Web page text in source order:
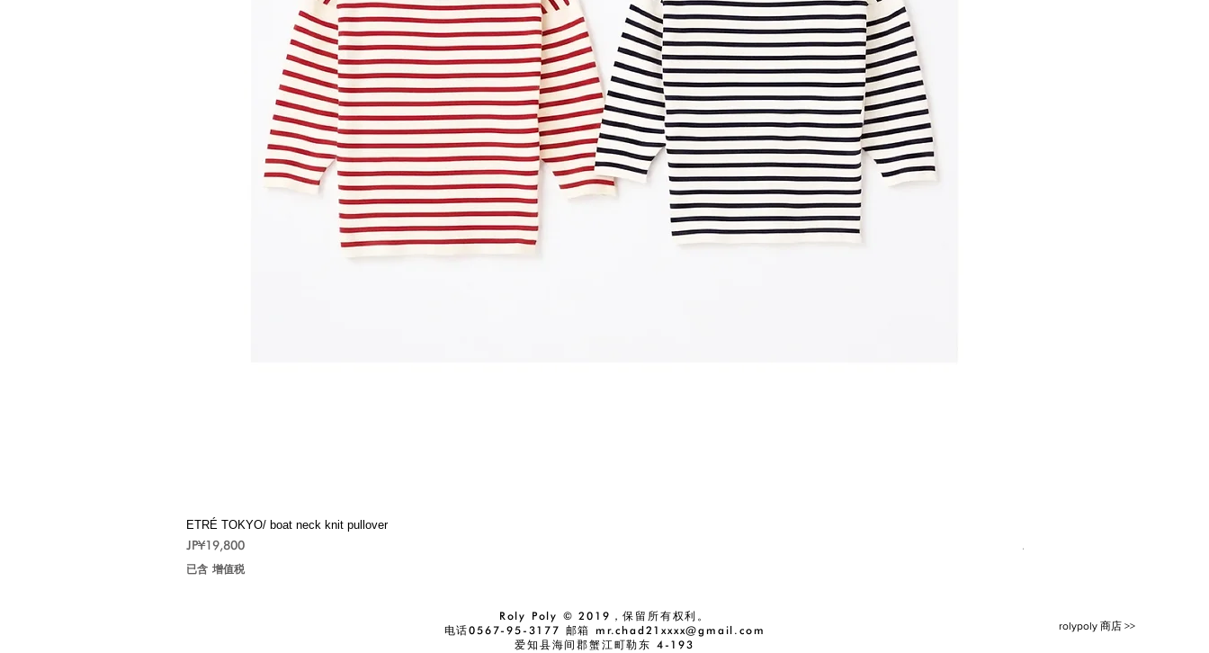
ETRÉ TOKYO/ boat neck knit pullover
價格
JP¥19,800
已含 增值税
JP¥14,300
Roly Poly © 2019，保留所有权利。
电话0567-95-3177 邮箱 mr.chad21xxxx@gmail.com
爱知县海间郡蟹江町勒东 4-193
rolypoly 商店 >>